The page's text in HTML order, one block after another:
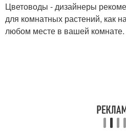
Цветоводы - дизайнеры
для комнатных растений, как
любом месте в вашей комнате.